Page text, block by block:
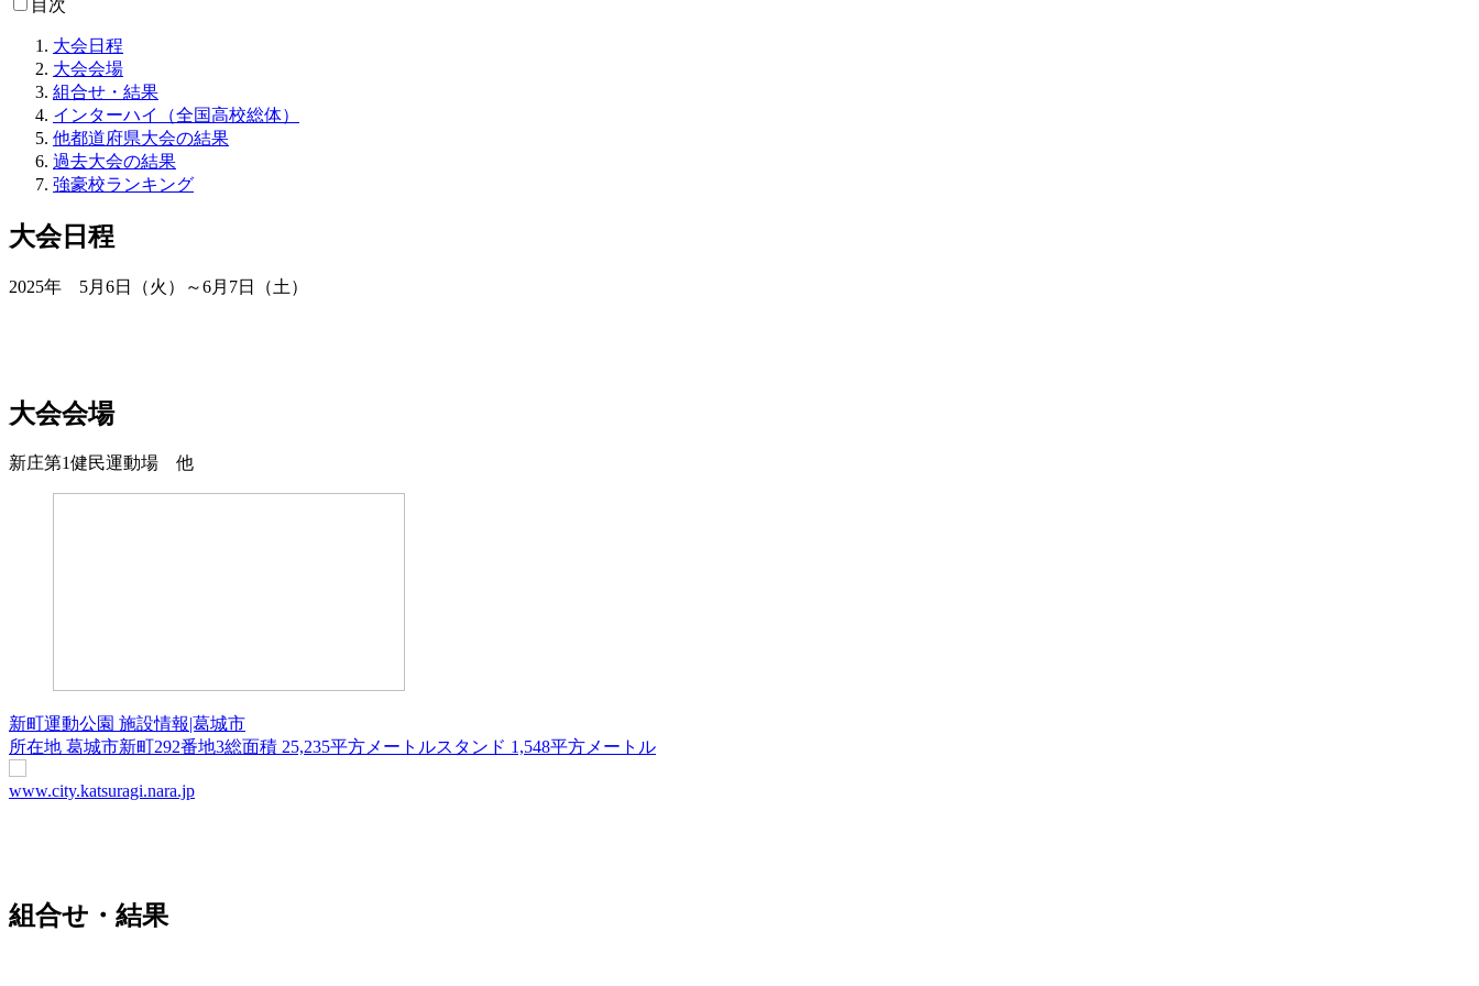
目次
大会日程
大会会場
組合せ・結果
インターハイ（全国高校総体）
他都道府県大会の結果
過去大会の結果
強豪校ランキング
大会日程
2025年 5月6日（火）～6月7日（土）
大会会場
新庄第1健民運動場 他
新町運動公園 施設情報|葛城市
所在地 葛城市新町292番地3総面積 25,235平方メートルスタンド 1,548平方メートル
www.city.katsuragi.nara.jp
組合せ・結果